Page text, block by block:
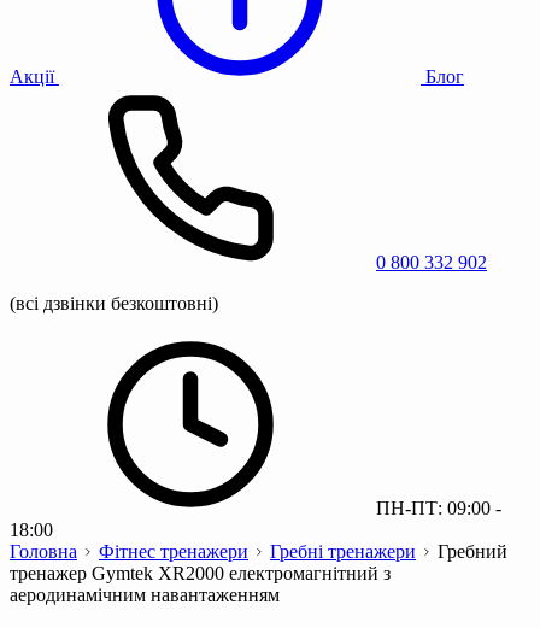
Акції Блог
0 800 332 902
(всі дзвінки безкоштовні)
ПН-ПТ: 09:00 -
18:00
Головна
Фітнес тренажери Гребні тренажери
Гребний
тренажер Gymtek XR2000 електромагнітний з
аеродинамічним навантаженням